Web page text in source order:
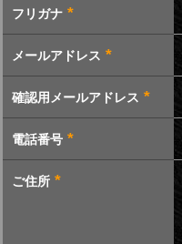
フリガナ *
メールアドレス *
確認用メールアドレス *
電話番号 *
ご住所 *